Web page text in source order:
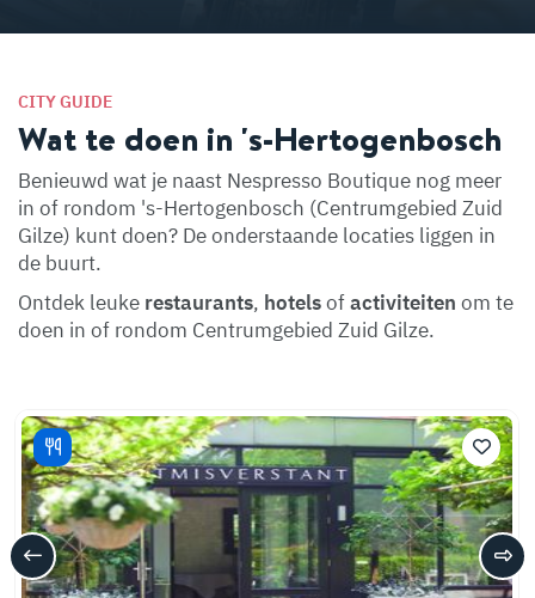
CITY GUIDE
Wat te doen in 's-Hertogenbosch
Benieuwd wat je naast Nespresso Boutique nog meer
in of rondom 's-Hertogenbosch (Centrumgebied Zuid
Gilze) kunt doen? De onderstaande locaties liggen in
de buurt.
Ontdek leuke restaurants, hotelsofactiviteiten om te
doen in of rondom Centrumgebied Zuid Gilze.